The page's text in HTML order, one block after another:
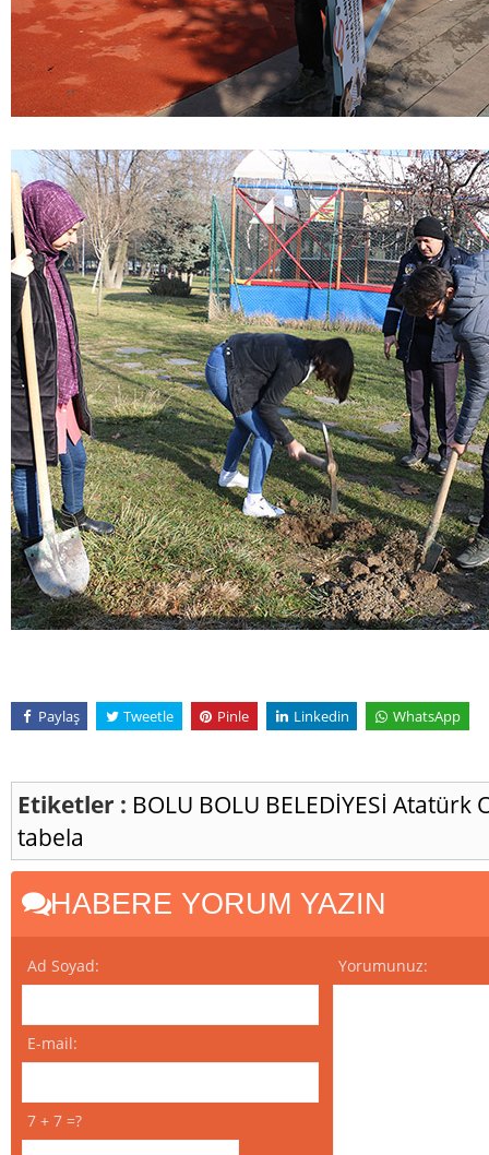
Paylaş Tweetle Pinle Linkedin WhatsApp
Etiketler : BOLU BOLU BELEDİYESİ Atatürk
tabela
HABERE YORUM YAZIN
Ad Soyad:
E-mail:
7 + 7 =?
Yorumunuz: